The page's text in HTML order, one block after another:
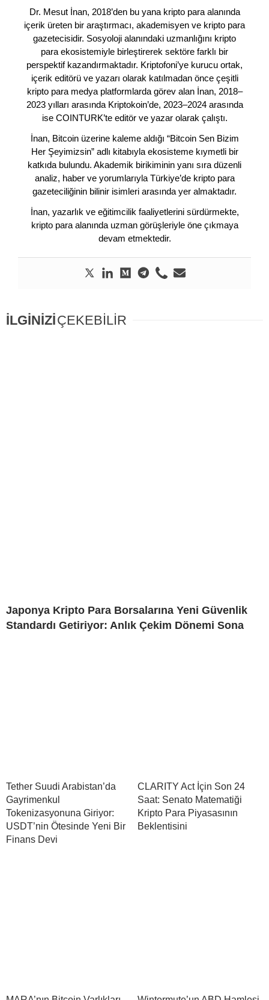
Dr. Mesut İnan, 2018’den bu yana kripto para alanında
içerik üreten bir araştırmacı, akademisyen ve kripto para
gazetecisidir. Sosyoloji alanındaki uzmanlığını kripto
para ekosistemiyle birleştirerek sektöre farklı bir
perspektif kazandırmaktadır. Kriptofoni’ye kurucu ortak,
içerik editörü ve yazarı olarak katılmadan önce çeşitli
kripto para medya platformlarda görev alan İnan, 2018–
2023 yılları arasında Kriptokoin’de, 2023–2024 arasında
ise COINTURK’te editör ve yazar olarak çalıştı.
İnan, Bitcoin üzerine kaleme aldığı “Bitcoin Sen Bizim
Her Şeyimizsin” adlı kitabıyla ekosisteme kıymetli bir
katkıda bulundu. Akademik birikiminin yanı sıra düzenli
analiz, haber ve yorumlarıyla Türkiye’de kripto para
gazeteciliğinin bilinir isimleri arasında yer almaktadır.
İnan, yazarlık ve eğitimcilik faaliyetlerini sürdürmekte,
kripto para alanında uzman görüşleriyle öne çıkmaya
devam etmektedir.
İLGİNİZİÇEKEBİLİR
Japonya Kripto Para Borsalarına Yeni Güvenlik
Standardı Getiriyor: Anlık Çekim Dönemi Sona
Tether Suudi Arabistan’da
Gayrimenkul
Tokenizasyonuna Giriyor:
USDT’nin Ötesinde Yeni Bir
Finans Devi
CLARITY Act İçin Son 24
Saat: Senato Matematiği
Kripto Para Piyasasının
Beklentisini